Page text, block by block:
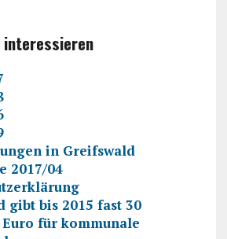
interessieren
in Greifswald
2017/04
gibt bis 2015 fast 30
für kommunale